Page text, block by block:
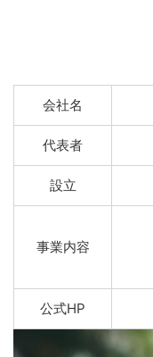
会社名
代表者
設立
事業内容
公式HP